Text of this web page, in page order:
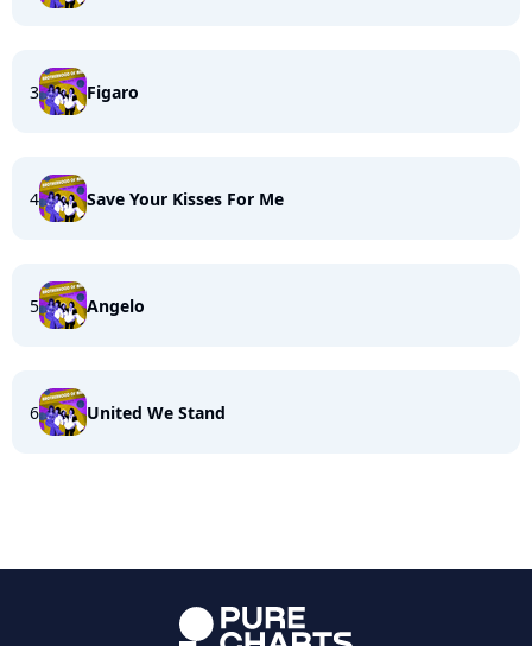
3 Figaro
4 Save Your Kisses For Me
5 Angelo
6 United We Stand